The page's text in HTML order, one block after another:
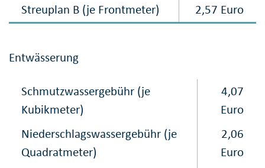
Streuplan B (je Frontmeter)
2,57 Euro
Entwässerung
Schmutzwassergebühr (je
Kubikmeter)
4,07
Euro
Niederschlagswasser​gebühr (je
Quadratmeter)
2,06
Euro